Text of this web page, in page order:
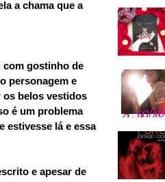
a chama que a
com gostinho de
personagem e
os belos vestidos
é um problema
estivesse lá e essa
e apesar de